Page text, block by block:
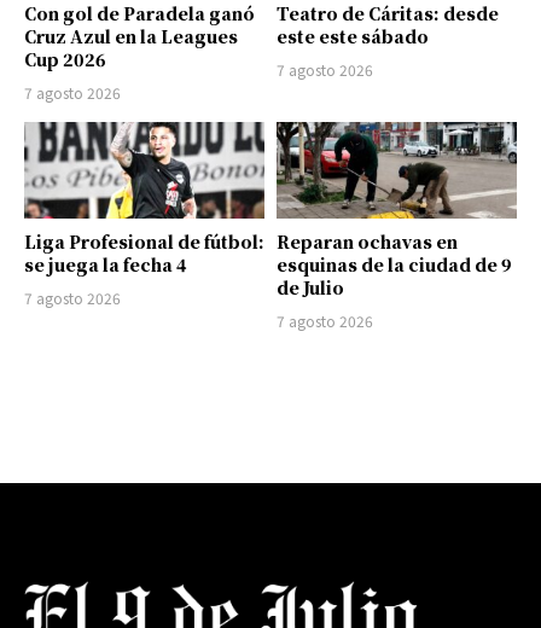
Con gol de Paradela ganó
Cruz Azul en la Leagues
Cup 2026
7 agosto 2026
Teatro de Cáritas: desde
este este sábado
7 agosto 2026
Liga Profesional de fútbol:
se juega la fecha 4
7 agosto 2026
Reparan ochavas en
esquinas de la ciudad de 9
de Julio
7 agosto 2026